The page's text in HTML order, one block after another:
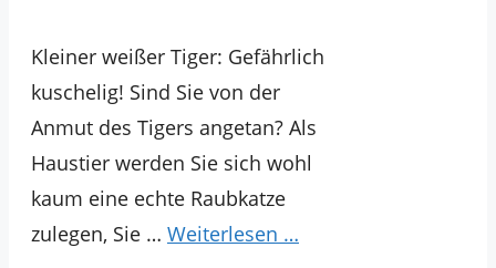
Kleiner weißer Tiger: Gefährlich
kuschelig! Sind Sie von der
Anmut des Tigers angetan? Als
Haustier werden Sie sich wohl
kaum eine echte Raubkatze
zulegen, Sie … Weiterlesen …